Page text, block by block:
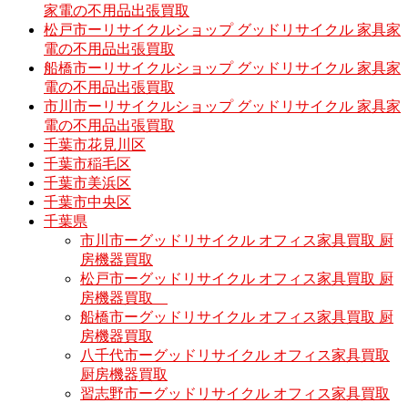
家電の不用品出張買取
松戸市ーリサイクルショップ グッドリサイクル 家具家
電の不用品出張買取
船橋市ーリサイクルショップ グッドリサイクル 家具家
電の不用品出張買取
市川市ーリサイクルショップ グッドリサイクル 家具家
電の不用品出張買取
千葉市花見川区
千葉市稲毛区
千葉市美浜区
千葉市中央区
千葉県
市川市ーグッドリサイクル オフィス家具買取 厨
房機器買取
松戸市ーグッドリサイクル オフィス家具買取 厨
房機器買取
船橋市ーグッドリサイクル オフィス家具買取 厨
房機器買取
八千代市ーグッドリサイクル オフィス家具買取
厨房機器買取
習志野市ーグッドリサイクル オフィス家具買取